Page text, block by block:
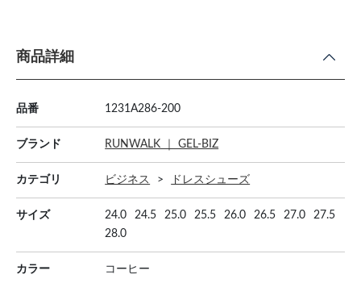
商品詳細
品番 1231A286-200
ブランド RUNWALK ｜ GEL-BIZ
カテゴリ ビジネス ドレスシューズ
サイズ 24.0 24.5 25.0 25.5 26.0 26.5 27.0
27.5
28.0
カラー コーヒー